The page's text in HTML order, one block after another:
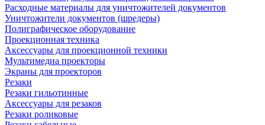
Расходные материалы для уничтожителей документов
Уничтожители документов (шредеры)
Полиграфическое оборудование
Проекционная техника
Аксессуары для проекционной техники
Мультимедиа проекторы
Экраны для проекторов
Резаки
Резаки гильотинные
Аксессуары для резаков
Резаки роликовые